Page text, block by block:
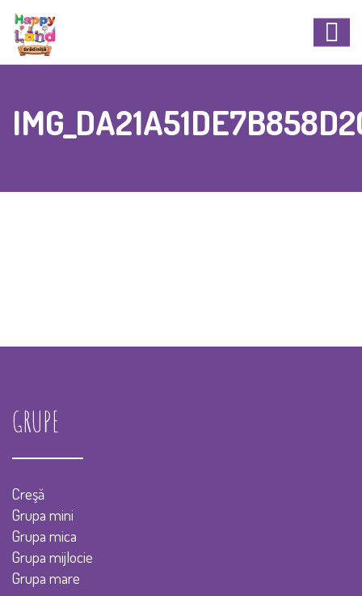
GRUPE
Creşă
Grupa mini
Grupa mica
Grupa mijlocie
Grupa mare